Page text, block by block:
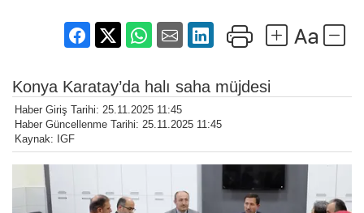
Konya Karatay’da halı saha müjdesi
Haber Giriş Tarihi: 25.11.2025 11:45
Haber Güncellenme Tarihi: 25.11.2025 11:45
Kaynak: IGF